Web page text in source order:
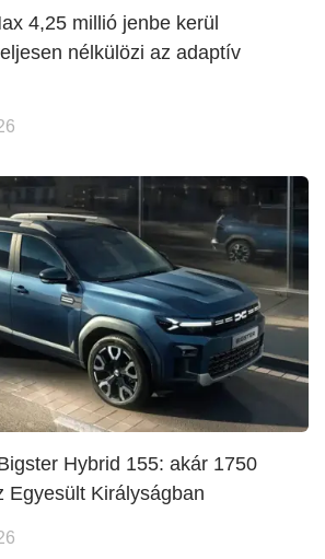
4,25 millió jenbe kerül
nélkülözi az adaptív
Hybrid 155: akár 1750
Egyesült Királyságban